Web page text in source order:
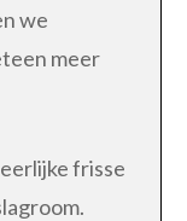
we
meer
frisse